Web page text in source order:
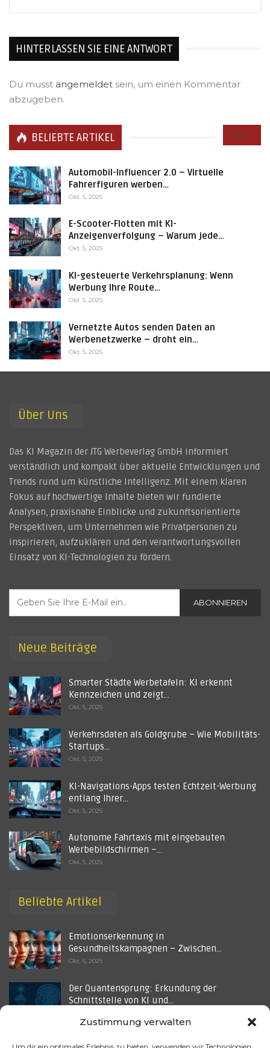
Zustimmung verwalten
HINTERLASSEN SIE EINE ANTWORT
Du musst angemeldet sein, um einen Kommentar
abzugeben.
Alle
BELIEBTE ARTIKEL
Automobil-Influencer 2.0 – Virtuelle
Fahrerfiguren werben…
Okt. 5, 2025
E-Scooter-Flotten mit KI-
Anzeigenverfolgung – Warum jede…
Okt. 5, 2025
KI-gesteuerte Verkehrsplanung: Wenn
Werbung Ihre Route…
Okt. 5, 2025
Vernetzte Autos senden Daten an
Werbenetzwerke – droht ein…
Okt. 5, 2025
Über Uns
Das KI Magazin der JTG Werbeverlag GmbH informiert
verständlich und kompakt über aktuelle Entwicklungen und
Trends rund um künstliche Intelligenz. Mit einem klaren
Fokus auf hochwertige Inhalte bieten wir fundierte
Analysen, praxisnahe Einblicke und zukunftsorientierte
Perspektiven, um Unternehmen wie Privatpersonen zu
inspirieren, aufzuklären und den verantwortungsvollen
Einsatz von KI-Technologien zu fördern.
ABONNIEREN
Neue Beiträge
Smarter Städte Werbetafeln: KI erkennt
Kennzeichen und zeigt…
Okt. 5, 2025
Verkehrsdaten als Goldgrube – Wie Mobilitäts-
Startups…
Okt. 5, 2025
KI-Navigations-Apps testen Echtzeit-Werbung
entlang Ihrer…
Okt. 5, 2025
Autonome Fahrtaxis mit eingebauten
Werbebildschirmen –…
Okt. 5, 2025
Beliebte Artikel
Emotionserkennung in
Gesundheitskampagnen – Zwischen…
Okt. 5, 2025
Der Quantensprung: Erkundung der
Schnittstelle von KI und…